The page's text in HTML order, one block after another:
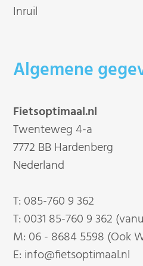
Inruil
Algemene
Fietsoptimaal.nl
Twenteweg 4-a
7772 BB Hardenberg
Nederland
T: 085-760 9 362
T: 0031 85-760 9 362
M: 06 - 8684 5598 (Ook
E: info@fietsoptimaal.nl